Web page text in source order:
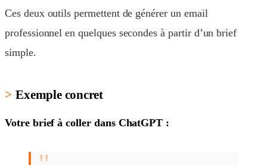
Ces deux outils permettent de générer un email
professionnel en quelques secondes à partir d’un brief
simple.
Exemple concret
Votre brief à coller dans ChatGPT :